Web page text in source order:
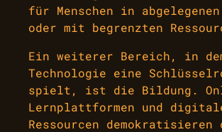
für Menschen in
oder mit begrenzten
Ein weiterer Bereich, in
Technologie eine
spielt, ist die Bildung.
Lernplattformen und
Ressourcen demokratisieren